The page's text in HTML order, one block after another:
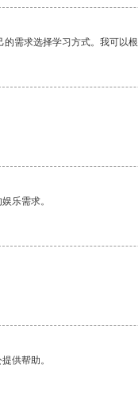
需求选择学习方式。我可以
乐需求。
供帮助。